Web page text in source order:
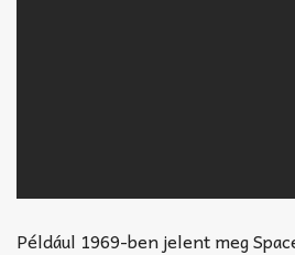
Például 1969-ben jelent meg